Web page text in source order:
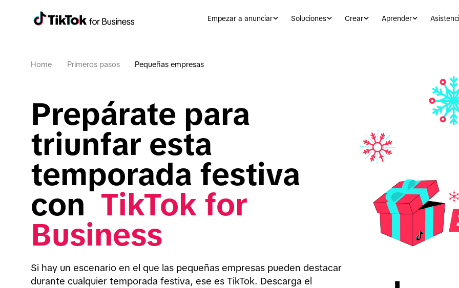
Empezar a anunciar Soluciones Crear Aprender
Home Primeros pasos Pequeñas empresas
Prepárate para
triunfar esta
temporada festiva
con TikTok for
Business
Si hay un escenario en el que las pequeñas empresas pueden destacar
durante cualquier temporada festiva, ese es TikTok. Descarga el